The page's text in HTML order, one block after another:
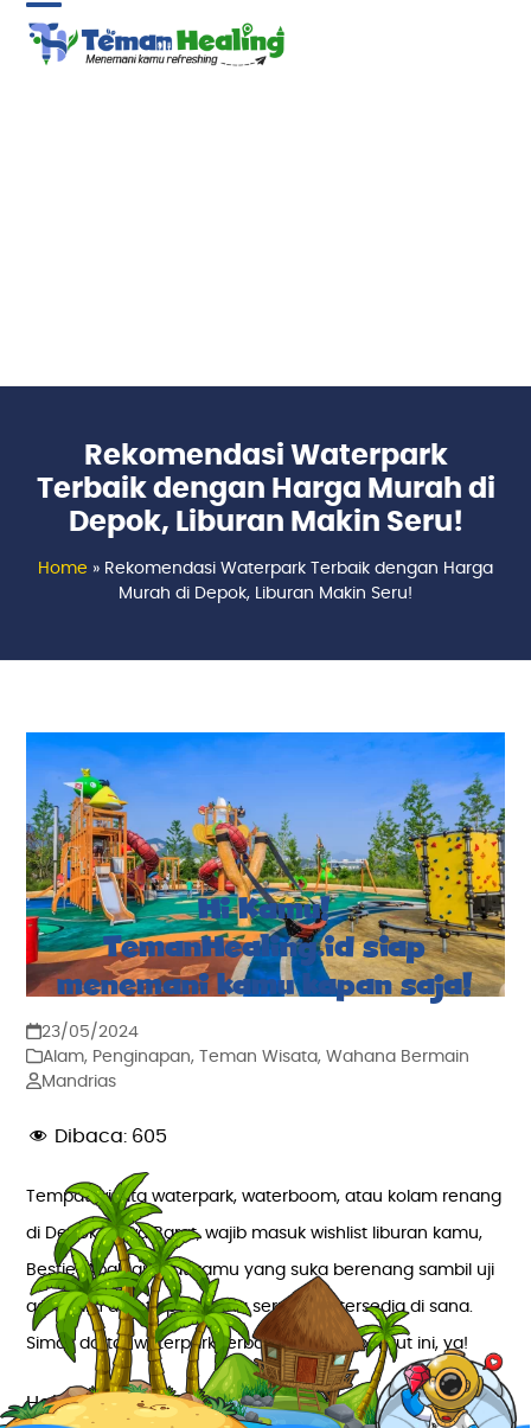
Skip
content
Open
mobile
Close
mobile
Rekomendasi Waterpark
Terbaik dengan Harga Murah di
Depok, Liburan Makin Seru!
Home » Rekomendasi Waterpark Terbaik dengan Harga
Murah di Depok, Liburan Makin Seru!
23/05/2024
Alam, Penginapan, Teman Wisata,Wahana Bermain
Mandrias
Dibaca: 605
Tempat wisata waterpark, waterboom, atau kolam renang
di Depok, Jawa Barat, wajib masuk wishlist liburan kamu,
Bestie! Apalagi buat kamu yang suka berenang sambil uji
adrenalin di setiap wahana seru yang tersedia di sana.
Simak daftar waterpark terbaik di Depok berikut ini, ya!
Halo, Bestie Healing! Siapa diantara kamu yang
Hi Kamu!
TemanHealing.id siap
menemani kamu kapan saja!